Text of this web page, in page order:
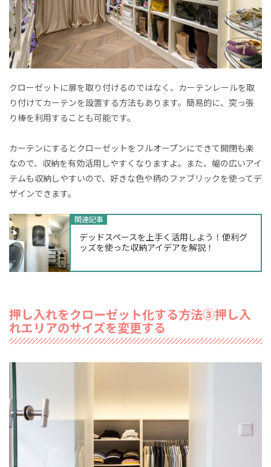
クローゼットに扉を取り付けるのではなく、カーテンレールを取
り付けてカーテンを設置する方法もあります。簡易的に、突っ張
り棒を利用することも可能です。
カーテンにするとクローゼットをフルオープンにできて開閉も楽
なので、収納を有効活用しやすくなりますよ。また、幅の広いアイ
テムも収納しやすいので、好きな色や柄のファブリックを使ってデ
ザインできます。
関連記事
デッドスペースを上手く活用しよう！便利グ
ッズを使った収納アイデアを解説！
押し入れをクローゼット化する方法③押し入
れエリアのサイズを変更する